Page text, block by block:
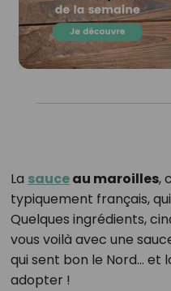
La sauceau maroilles,
typiquement français,
Quelques ingrédients,
vous voilà avec une
qui sent bon le Nord… et
adopter !